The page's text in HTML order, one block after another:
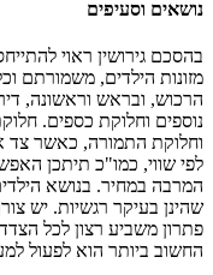
נושאים וסעיפים
בהסכם גירושין ראוי
מזונות הילדים, משמורתם
הרכוש, ובראש וראשונה,
נוספים וחלוקת כספים.
וחלוקת התמורה, כאשר צד
לפי שווי, כמו"כ תיתכן
המרבה במחיר. בנושא
שהינן בעיקר רגשיות. יש
פתרון משביע רצון לכל
החשוב ביותר הוא לפעול